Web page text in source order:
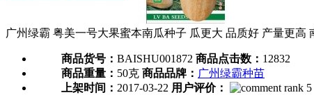
广州绿霸 粤美一号大果蜜本南瓜种子 瓜更大 品质好 产量更高
商品货号： BAISHU001872 商品点击数： 12832
商品重量： 50克 商品品牌： 广州绿霸种苗
上架时间： 2017-03-22 用户评价：